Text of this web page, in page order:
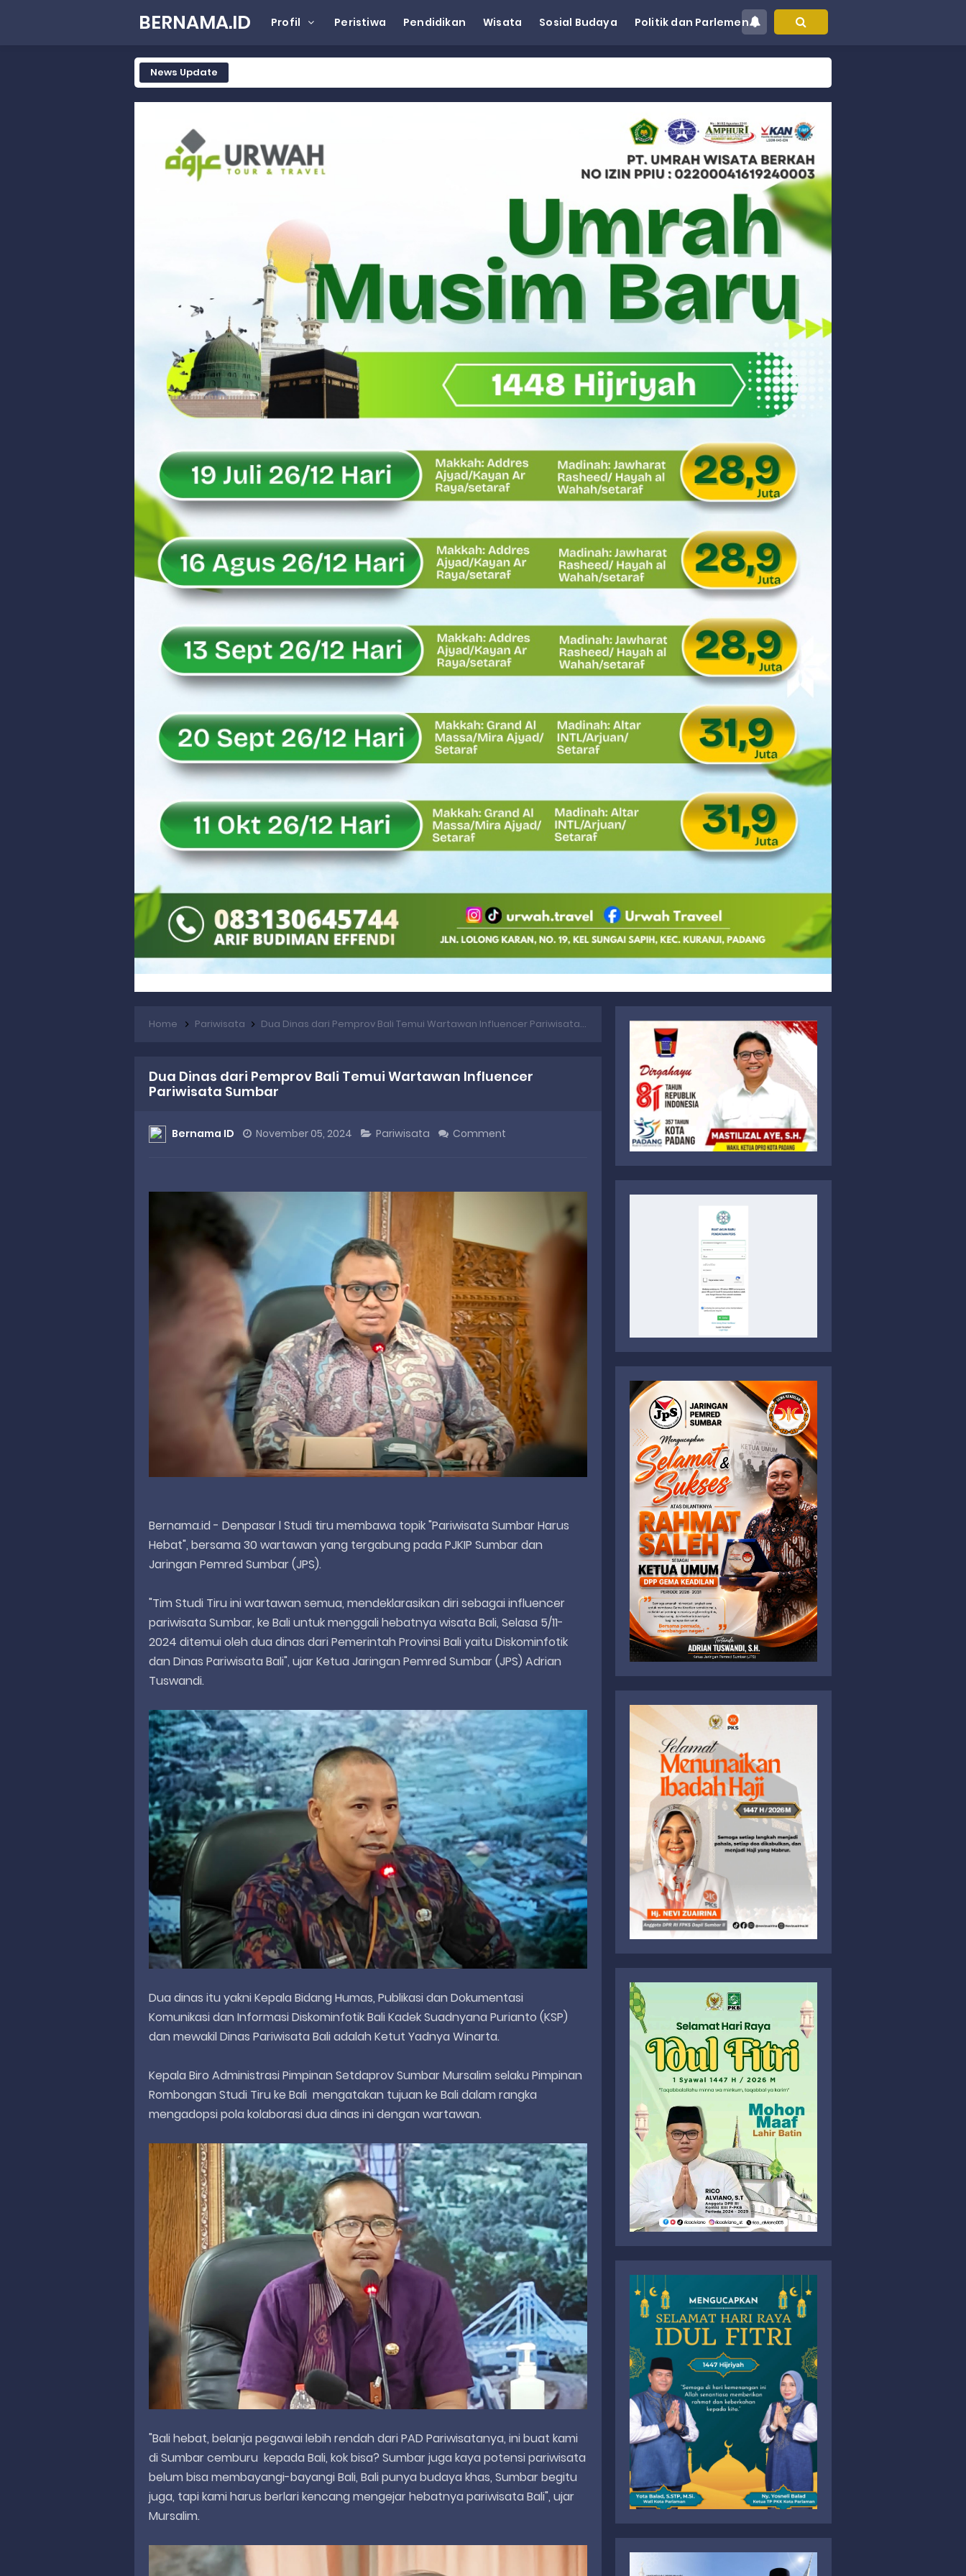
BERNAMA.ID Profil Peristiwa Pendidikan Wisata Sosial Budaya Politik dan Parlemen
News Update
Rahmat Saleh Komitmen Penguatan Kapasitas Dai dan Akademisi
Rahmat Saleh Resmikan Hunian Tetap KARTA untuk Korban Banjir Bandang di Sumbar
Wakili Gubernur Sumbar, Kabiro Kesra Hadiri dan Berikan Arahan pada MTQ Nasional ke-50 Tingkat Kec. Sungai Limau
RELIS KEJAKSAAN TINGGI SUMATERA BARAT
RELIS KEJAKSAAN TINGGI SUMATERA BARAT
RELIS KEJAKSAAN TINGGI SUMATERA BARAT
Peringati Hari Koperasi ke-79, Wagub Sumbar Dorong Koperasi Jadi Motor Penggerak Ekonomi Rakyat
Dilantik sebagai Ketua Umum Gema Keadilan, Rahmat Saleh Ajak Anak Muda Jadi Pemimpin Bangsa
Bangunan Liar di Atas Aset PT KAI Diduga Dibiarkan, Publik Pertanyakan Ketegasan Penegakan Hukum
Soal Isu Kejati Sumatera Barat Jemput Mahasiswa Paska Demo, Ini Bantahan Asintel Kejati Sumbar
Danrem 032/Wbr: Jadikan Pengabdian sebagai Ibadah kepada Tuhan Yang Maha Esa
Ini Penjelasan Kejaksaan Tinggi Sumatera Barat tentang Kasus Jembatan Sikabu Padang Pariaman
Rahmat Saleh Ingatkan Agrinas soal Defisit Operasional dan Pendapatan
Danrem 032/Wbr Kunjungi Kodim 0311/Pesisir Selatan, Apresiasi Dedikasi Prajurit Dukung Pembangunan Nasional
Sita Uang Tunai Rp 3 M terkait Kasus Dermaga Labuhan Bajau di Mentawai, Ini Penjelasan Tim Penyidik Kejaksaan Tinggi Sumbar
Rahmat Saleh Sebut Langkah Dony Oskaria Audit 750 BUMN Momentum Perbaikan Tata Kelola
Rahmat Saleh Puji Kinerja Dony Oskaria, Laba BUMN Meningkat dan Transformasi Berjalan Tanpa PHK Massal
DANREM 032/WIRABRAJA RESMIKAN JEMBATAN BAILEY DI NAGARI SALAREH AIA TIMUR, WUJUD NYATA KEPEDULIAN TNI UNTUK MASYARAKAT
Dialog Inspiratif di Agam, Legislator Nevi Zuairina Sampaikan Hal Ini
Danpusterad Resmi Tutup Program Bakti TNI AD Untuk Rakyat di Kabupaten Kepulauan Mentawai
Rahmat Saleh Nilai Penataan BUMN Perlu, Asalkan Layanan Publik Tetap Terjaga
Saturday, 8 August
Home Pariwisata Dua Dinas dari Pemprov Bali Temui Wartawan Influencer Pariwisata Sumbar
Dua Dinas dari Pemprov Bali Temui Wartawan Influencer
Pariwisata Sumbar
Bernama ID November 05, 2024 Pariwisata Comment
Bernama.id - Denpasar l Studi tiru membawa topik "Pariwisata Sumbar Harus
Hebat", bersama 30 wartawan yang tergabung pada PJKIP Sumbar dan
Jaringan Pemred Sumbar (JPS).
"Tim Studi Tiru ini wartawan semua, mendeklarasikan diri sebagai influencer
pariwisata Sumbar, ke Bali untuk menggali hebatnya wisata Bali, Selasa 5/11-
2024 ditemui oleh dua dinas dari Pemerintah Provinsi Bali yaitu Diskominfotik
dan Dinas Pariwisata Bali", ujar Ketua Jaringan Pemred Sumbar (JPS) Adrian
Tuswandi.
Dua dinas itu yakni Kepala Bidang Humas, Publikasi dan Dokumentasi
Komunikasi dan Informasi Diskominfotik Bali Kadek Suadnyana Purianto (KSP)
dan mewakil Dinas Pariwisata Bali adalah Ketut Yadnya Winarta.
Kepala Biro Administrasi Pimpinan Setdaprov Sumbar Mursalim selaku Pimpinan
Rombongan Studi Tiru ke Bali mengatakan tujuan ke Bali dalam rangka
mengadopsi pola kolaborasi dua dinas ini dengan wartawan.
"Bali hebat, belanja pegawai lebih rendah dari PAD Pariwisatanya, ini buat kami
di Sumbar cemburu kepada Bali, kok bisa? Sumbar juga kaya potensi pariwisata
belum bisa membayangi-bayangi Bali, Bali punya budaya khas, Sumbar begitu
juga, tapi kami harus berlari kencang mengejar hebatnya pariwisata Bali", ujar
Mursalim.